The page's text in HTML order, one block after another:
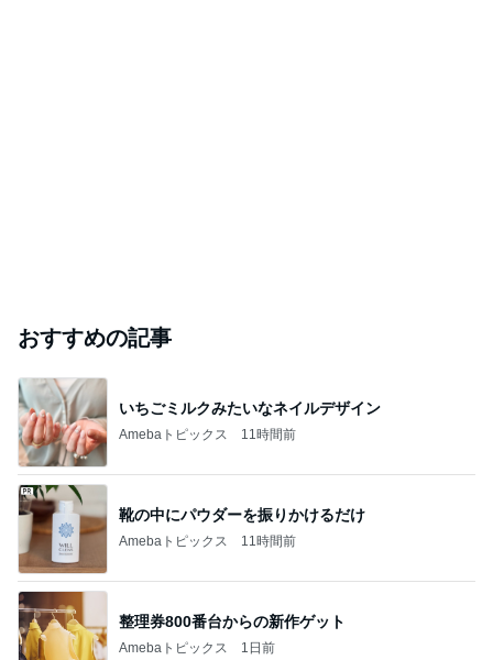
おすすめの記事
いちごミルクみたいなネイルデザイン
Amebaトピックス 11時間前
靴の中にパウダーを振りかけるだけ
Amebaトピックス 11時間前
整理券800番台からの新作ゲット
Amebaトピックス 1日前